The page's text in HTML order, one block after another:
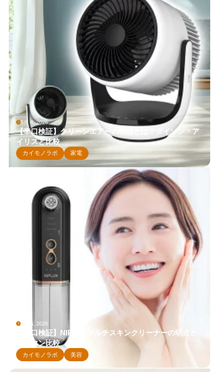
5月 6, 2026
【辛口検証】クリーンエアーの弱点とは？ダイソン・ア
イリスと比較
カイモノラボ 家電
5月 6, 2026
【辛口検証】NIPLUXマルチスキンクリーナーの弱点と
ヤーマン比較
カイモノラボ 美容